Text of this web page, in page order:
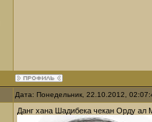
Дата: Понедельник, 22.10.2012,
Данг хана Шадибека чекан Орду ал